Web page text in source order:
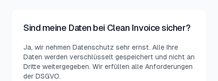
Sind meine Daten bei Clean Invoice sicher?
Ja, wir nehmen Datenschutz sehr ernst. Alle Ihre
Daten werden verschlüsselt gespeichert und nicht an
Dritte weitergegeben. Wir erfüllen alle Anforderungen
der DSGVO.